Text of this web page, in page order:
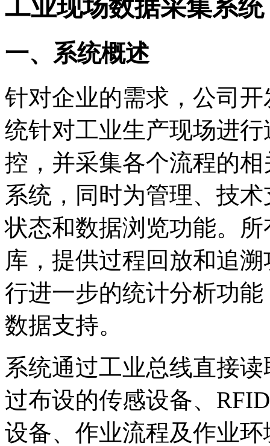
工业现场数据采集系统
一、系统概述
针对企业的需求，公司
统针对工业生产现场进
控，并采集各个流程的
系统，同时为管理、技
状态和数据浏览功能。
库，提供过程回放和追
行进一步的统计分析功
数据支持。
系统通过工业总线直接
过布设的传感设备、
设备、作业流程及作业